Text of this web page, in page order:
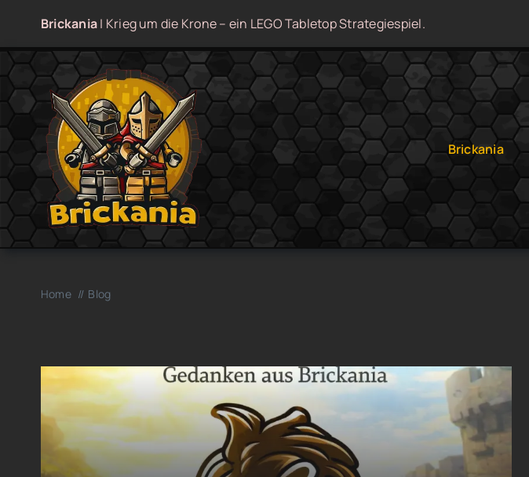
springen
Brickania| Krieg um die Krone – ein LEGO Tabletop Strategiespiel.
Brickania
Home Blog